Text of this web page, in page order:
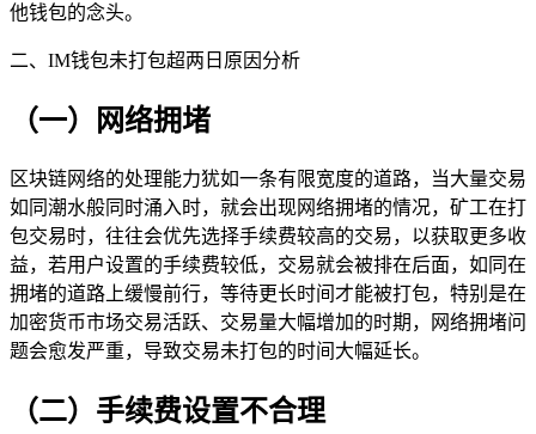
他钱包的念头。
二、IM钱包未打包超两日原因分析
（一）网络拥堵
区块链网络的处理能力犹如一条有限宽度的道路，当大量交易
如同潮水般同时涌入时，就会出现网络拥堵的情况，矿工在打
包交易时，往往会优先选择手续费较高的交易，以获取更多收
益，若用户设置的手续费较低，交易就会被排在后面，如同在
拥堵的道路上缓慢前行，等待更长时间才能被打包，特别是在
加密货币市场交易活跃、交易量大幅增加的时期，网络拥堵问
题会愈发严重，导致交易未打包的时间大幅延长。
（二）手续费设置不合理